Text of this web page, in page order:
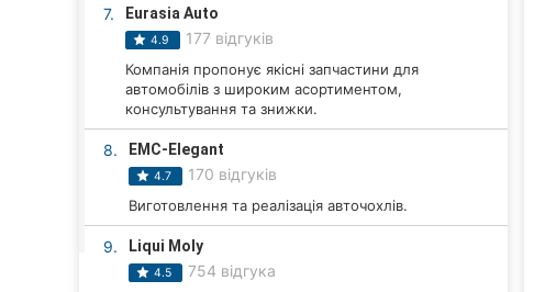
Миколаїв
Полтава
7. Eurasia Auto
4.9 177 відгуків
Компанія пропонує якісні запчастини для
автомобілів з широким асортиментом,
консультування та знижки.
8. EMC-Elegant
4.7 170 відгуків
Виготовлення та реалізація авточохлів.
9. Liqui Moly
4.5 754 відгука